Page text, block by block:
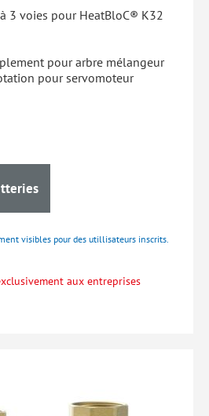
3 voies pour HeatBloC® K32
pour arbre mélangeur
pour servomoteur
visibles pour des utillisateurs inscrits.
aux entreprises